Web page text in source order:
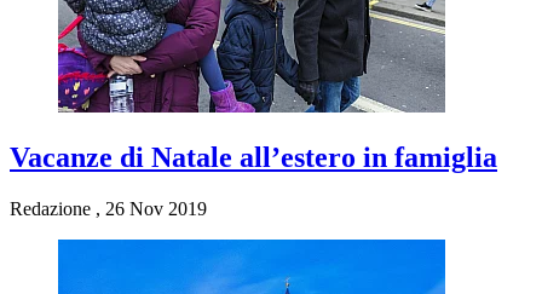
Vacanze di Natale all’estero in famiglia
Redazione , 26 Nov 2019